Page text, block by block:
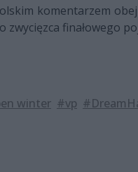
komentarzem
finałowego
winter #vp